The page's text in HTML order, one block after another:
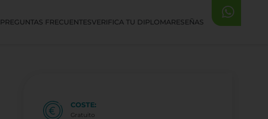
PREGUNTAS FRECUENTESVERIFICA TU DIPLOMARESEÑAS
COSTE:
Gratuito